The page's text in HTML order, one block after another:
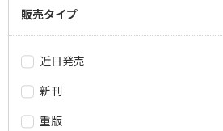
販売タイプ
近日発売
新刊
重版